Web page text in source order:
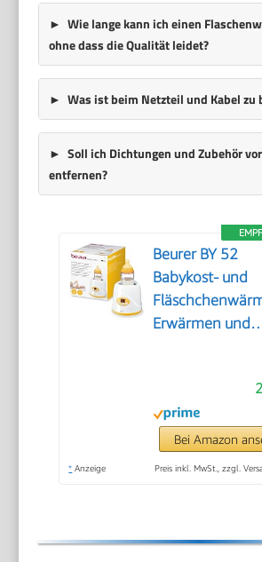
Wie lange kann ich einen
ohne dass die Qualität leidet?
Was ist beim Netzteil und Kabel zu
Soll ich Dichtungen und Zubehör
entfernen?
Beurer BY 52
Babykost- und
Erwärmen und
Minuten
digitale
passend für alle
Bei Amazon
* Anzeige Preis inkl. MwSt., zzgl.